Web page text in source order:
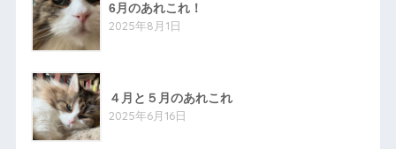
6月のあれこれ！
2025年8月1日
４月と５月のあれこれ
2025年6月16日